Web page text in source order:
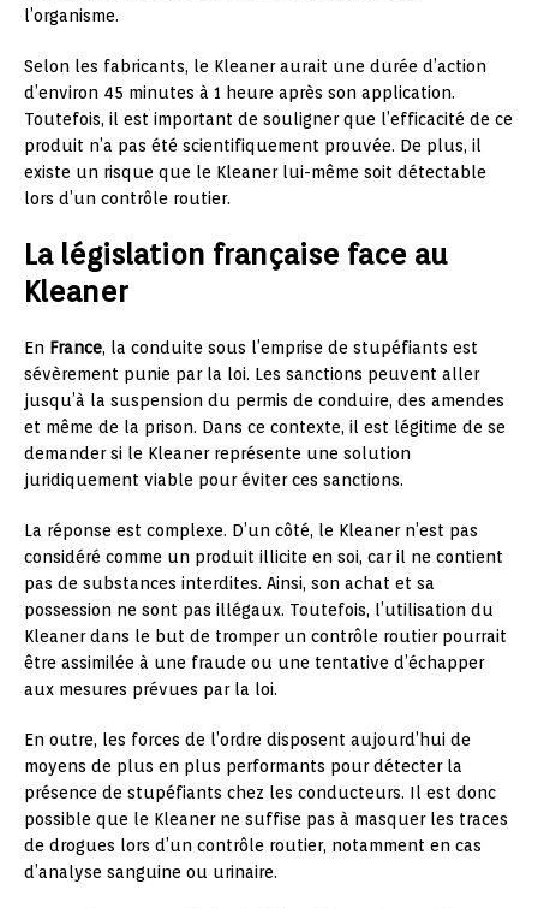
l’organisme.
Selon les fabricants, le Kleaner aurait une durée d’action
d’environ 45 minutes à 1 heure après son application.
Toutefois, il est important de souligner que l’efficacité de ce
produit n’a pas été scientifiquement prouvée. De plus, il
existe un risque que le Kleaner lui-même soit détectable
lors d’un contrôle routier.
La législation française face au
Kleaner
En France, la conduite sous l’emprise de stupéfiants est
sévèrement punie par la loi. Les sanctions peuvent aller
jusqu’à la suspension du permis de conduire, des amendes
et même de la prison. Dans ce contexte, il est légitime de se
demander si le Kleaner représente une solution
juridiquement viable pour éviter ces sanctions.
La réponse est complexe. D’un côté, le Kleaner n’est pas
considéré comme un produit illicite en soi, car il ne contient
pas de substances interdites. Ainsi, son achat et sa
possession ne sont pas illégaux. Toutefois, l’utilisation du
Kleaner dans le but de tromper un contrôle routier pourrait
être assimilée à une fraude ou une tentative d’échapper
aux mesures prévues par la loi.
En outre, les forces de l’ordre disposent aujourd’hui de
moyens de plus en plus performants pour détecter la
présence de stupéfiants chez les conducteurs. Il est donc
possible que le Kleaner ne suffise pas à masquer les traces
de drogues lors d’un contrôle routier, notamment en cas
d’analyse sanguine ou urinaire.